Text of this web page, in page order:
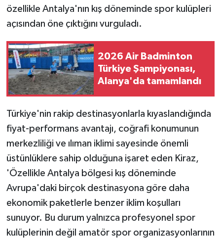
özellikle Antalya'nın kış döneminde spor kulüpleri
açısından öne çıktığını vurguladı.
2026 Air Badminton
Türkiye Şampiyonası,
Alanya'da tamamlandı
Türkiye'nin rakip destinasyonlarla kıyaslandığında
fiyat-performans avantajı, coğrafi konumunun
merkezliliği ve ılıman iklimi sayesinde önemli
üstünlüklere sahip olduğuna işaret eden Kiraz,
'Özellikle Antalya bölgesi kış döneminde
Avrupa'daki birçok destinasyona göre daha
ekonomik paketlerle benzer iklim koşulları
sunuyor. Bu durum yalnızca profesyonel spor
kulüplerinin değil amatör spor organizasyonlarının